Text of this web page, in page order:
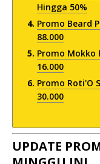
Hingga 50%
Promo Beard
88.000
Promo Mokko
16.000
Promo Roti'O
30.000
UPDATE